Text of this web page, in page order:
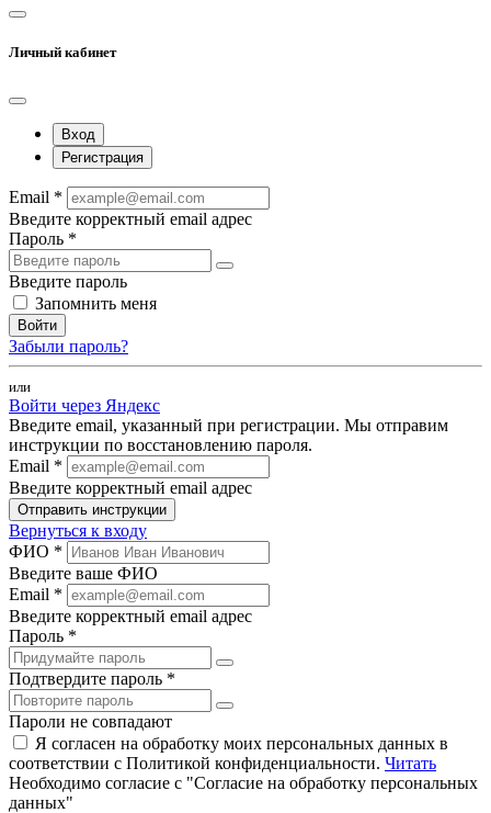
Личный кабинет
Вход
Регистрация
Email *
Введите корректный email адрес
Пароль *
Введите пароль
Запомнить меня
Войти
Забыли пароль?
или
Войти через Яндекс
Введите email, указанный при регистрации. Мы отправим
инструкции по восстановлению пароля.
Email *
Введите корректный email адрес
Отправить инструкции
Вернуться к входу
ФИО *
Введите ваше ФИО
Email *
Введите корректный email адрес
Пароль *
Подтвердите пароль *
Пароли не совпадают
Я согласен на обработку моих персональных данных в
соответствии с Политикой конфиденциальности. Читать
Необходимо согласие с "Согласие на обработку персональных
данных"